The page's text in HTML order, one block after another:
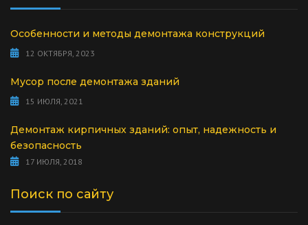
Особенности и методы демонтажа конструкций
12 ОКТЯБРЯ, 2023
Мусор после демонтажа зданий
15 ИЮЛЯ, 2021
Демонтаж кирпичных зданий: опыт, надежность и
безопасность
17 ИЮЛЯ, 2018
Поиск по сайту